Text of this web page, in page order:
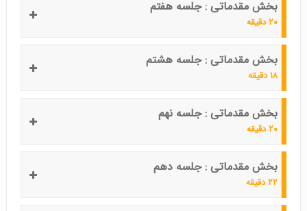
بخش مقدماتی : جلسه هفتم
۲۰ دقیقه
بخش مقدماتی : جلسه هشتم
۱۸ دقیقه
بخش مقدماتی : جلسه نهم
۲۰ دقیقه
بخش مقدماتی : جلسه دهم
۲۲ دقیقه